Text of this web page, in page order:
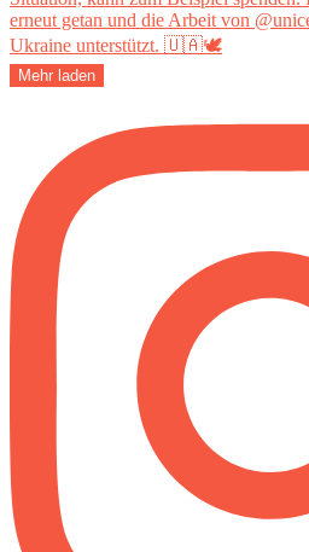
Mehr laden